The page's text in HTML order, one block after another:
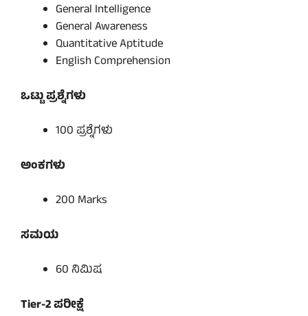
General Intelligence
General Awareness
Quantitative Aptitude
English Comprehension
ಒಟ್ಟು ಪ್ರಶ್ನೆಗಳು
100 ಪ್ರಶ್ನೆಗಳು
ಅಂಕಗಳು
200 Marks
ಸಮಯ
60 ನಿಮಿಷ
Tier-2 ಪರೀಕ್ಷೆ